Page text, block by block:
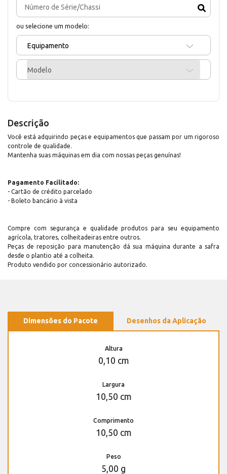
ou selecione um modelo:
Equipamento
Modelo
Descrição
Você está adquirindo peças e equipamentos que passam por um rigoroso
controle de qualidade.
Mantenha suas máquinas em dia com nossas peças genuínas!
Pagamento Facilitado:
- Cartão de crédito parcelado
- Boleto bancário à vista
Compre com segurança e qualidade produtos para seu equipamento
agrícola, tratores, colheitadeiras entre outros.
Peças de reposição para manutenção dá sua máquina durante a safra
desde o plantio até a colheita.
Produto vendido por concessionário autorizado.
Dimensões do Pacote Desenhos da Aplicação
Altura
0,10 cm
Largura
10,50 cm
Comprimento
10,50 cm
Peso
5,00 g